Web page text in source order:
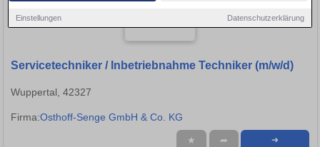
Einstellungen Datenschutzerklärung
Servicetechniker / Inbetriebnahme Techniker (m/w/d)
Wuppertal, 42327
Firma:Osthoff-Senge GmbH & Co. KG
★ ➦ ➜